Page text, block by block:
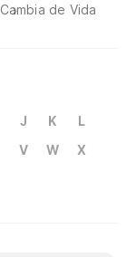
Cambia de Vida
J K
L
V W
X